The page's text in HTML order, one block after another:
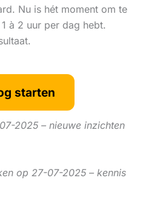
Nu is hét moment om te
à 2 uur per dag hebt.
starten
2025 – nieuwe inzichten
op 27-07-2025 – kennis